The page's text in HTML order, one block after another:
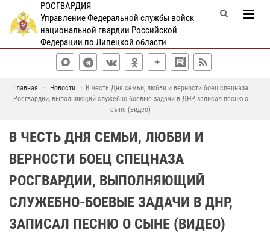
РОСГВАРДИЯ
Управление Федеральной службы войск
национальной гвардии Российской
Федерации по Липецкой области
Главная Новости
В честь Дня семьи, любви и верности боец спецназа
Росгвардии, выполняющий служебно-боевые задачи в ДНР, записал песню о
сыне (видео)
В ЧЕСТЬ ДНЯ СЕМЬИ, ЛЮБВИ И
ВЕРНОСТИ БОЕЦ СПЕЦНАЗА
РОСГВАРДИИ, ВЫПОЛНЯЮЩИЙ
СЛУЖЕБНО-БОЕВЫЕ ЗАДАЧИ В ДНР,
ЗАПИСАЛ ПЕСНЮ О СЫНЕ (ВИДЕО)